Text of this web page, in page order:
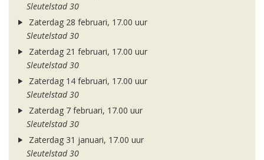
Sleutelstad 30
Zaterdag 28 februari, 17.00 uur
Sleutelstad 30
Zaterdag 21 februari, 17.00 uur
Sleutelstad 30
Zaterdag 14 februari, 17.00 uur
Sleutelstad 30
Zaterdag 7 februari, 17.00 uur
Sleutelstad 30
Zaterdag 31 januari, 17.00 uur
Sleutelstad 30